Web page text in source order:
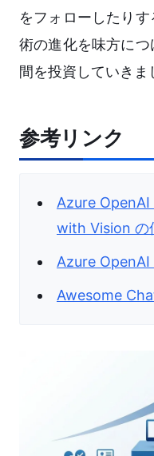
をフォローしたり
術の進化を味方に
間を投資していきま
参考リンク
Azure
with Vision の
Azure OpenAI
Awesome